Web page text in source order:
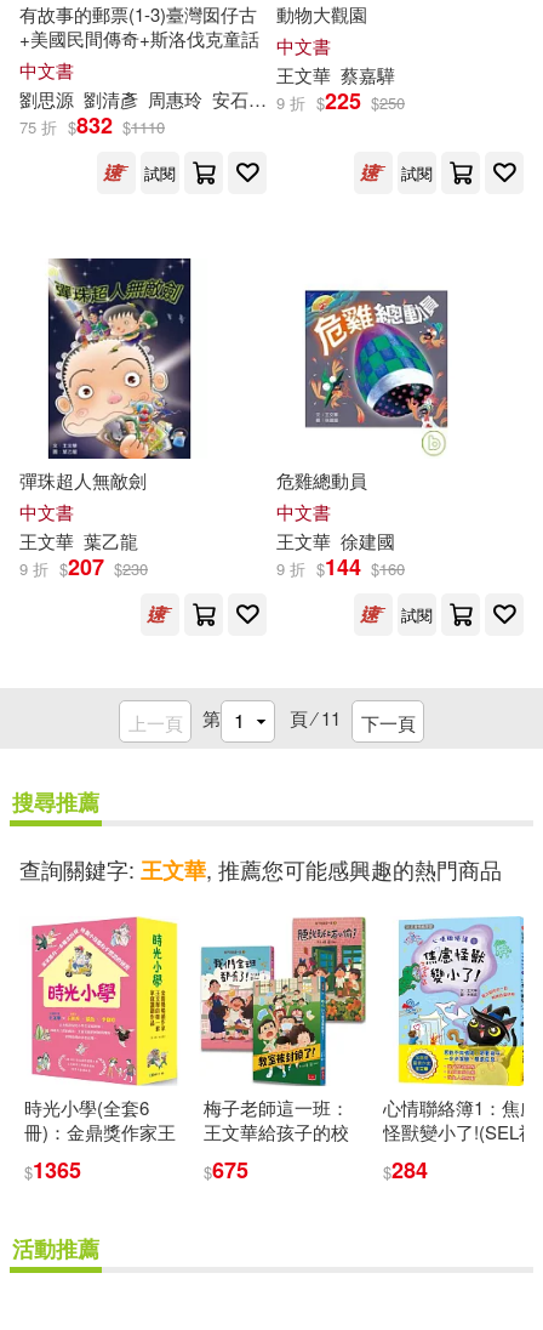
有故事的郵票(1-3)臺灣囡仔古
+美國民間傳奇+斯洛伐克童話
中文書
劉思源 劉清彥 周惠玲 安石榴 張友漁 林世仁
75 折 $832 $1110
試閱
動物大觀園
中文書
王文華 蔡嘉驊
9 折 $225 $250
試閱
彈珠超人無敵劍
中文書
王文華 葉乙龍
9 折 $207 $230
危雞總動員
中文書
王文華 徐建國
9 折 $144 $160
試閱
上一頁 第 頁 ⁄11 下一頁
搜尋推薦
查詢關鍵字: 王文華, 推薦您可能感興趣的熱門商品
時光小學(全套6
冊)：金鼎獎作家王
議題作品，深刻描
$1365
梅子老師這一班：
王文華給孩子的校
3冊)
$675
心情聯絡簿1：焦慮
怪獸變小了!(SEL社
$284
活動推薦